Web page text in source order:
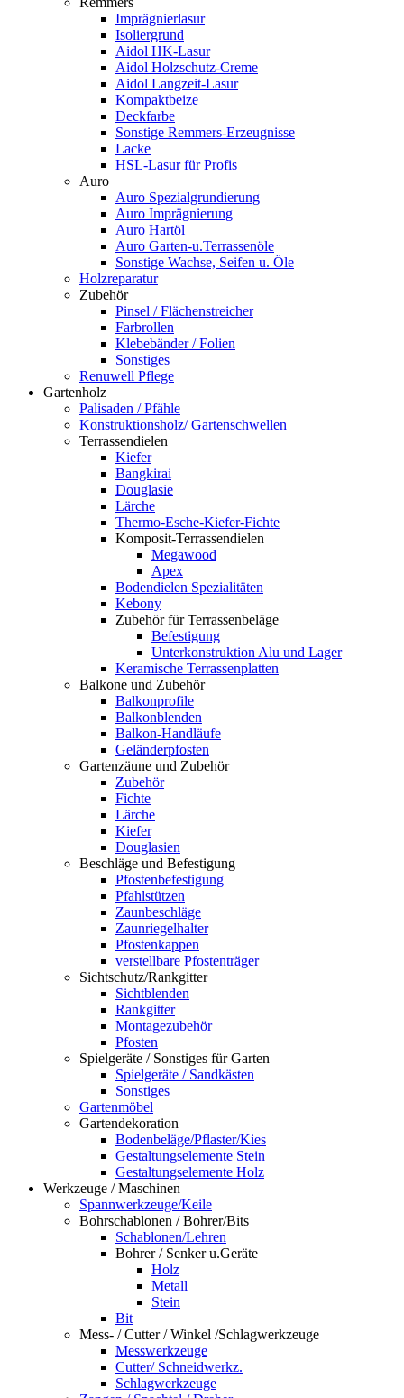
Imprägnierlasur
Isoliergrund
Aidol HK-Lasur
Aidol Holzschutz-Creme
Aidol Langzeit-Lasur
Kompaktbeize
Deckfarbe
Sonstige Remmers-Erzeugnisse
Lacke
HSL-Lasur für Profis
Auro
Auro Spezialgrundierung
Auro Imprägnierung
Auro Hartöl
Auro Garten-u.Terrassenöle
Sonstige Wachse, Seifen u. Öle
Holzreparatur
Zubehör
Pinsel / Flächenstreicher
Farbrollen
Klebebänder / Folien
Sonstiges
Renuwell Pflege
Gartenholz
Palisaden / Pfähle
Konstruktionsholz/ Gartenschwellen
Terrassendielen
Kiefer
Bangkirai
Douglasie
Lärche
Thermo-Esche-Kiefer-Fichte
Komposit-Terrassendielen
Megawood
Apex
Bodendielen Spezialitäten
Kebony
Zubehör für Terrassenbeläge
Befestigung
Unterkonstruktion Alu und Lager
Keramische Terrassenplatten
Balkone und Zubehör
Balkonprofile
Balkonblenden
Balkon-Handläufe
Geländerpfosten
Gartenzäune und Zubehör
Zubehör
Fichte
Lärche
Kiefer
Douglasien
Beschläge und Befestigung
Pfostenbefestigung
Pfahlstützen
Zaunbeschläge
Zaunriegelhalter
Pfostenkappen
verstellbare Pfostenträger
Sichtschutz/Rankgitter
Sichtblenden
Rankgitter
Montagezubehör
Pfosten
Spielgeräte / Sonstiges für Garten
Spielgeräte / Sandkästen
Sonstiges
Gartenmöbel
Gartendekoration
Bodenbeläge/Pflaster/Kies
Gestaltungselemente Stein
Gestaltungselemente Holz
Werkzeuge / Maschinen
Spannwerkzeuge/Keile
Bohrschablonen / Bohrer/Bits
Schablonen/Lehren
Bohrer / Senker u.Geräte
Holz
Metall
Stein
Bit
Mess- / Cutter / Winkel /Schlagwerkzeuge
Messwerkzeuge
Cutter/ Schneidwerkz.
Schlagwerkzeuge